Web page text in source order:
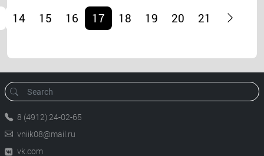
14 15 16 17 18 19 20 21
8 (4912) 24-02-65
vniik08@mail.ru
vk.com